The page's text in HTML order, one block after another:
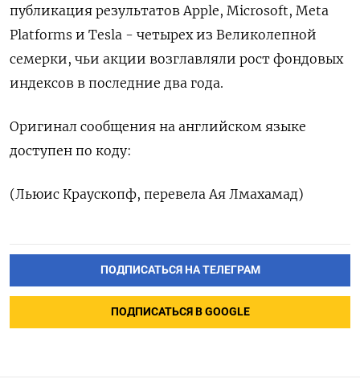
публикация результатов Apple, Microsoft, Meta
Platforms и Tesla - четырех из Великолепной
семерки, чьи акции возглавляли рост фондовых
индексов в последние два года.
Оригинал сообщения на английском языке
доступен по коду:
(Льюис Краускопф, перевела Ая Лмахамад)
ПОДПИСАТЬСЯ НА ТЕЛЕГРАМ
ПОДПИСАТЬСЯ В GOOGLE